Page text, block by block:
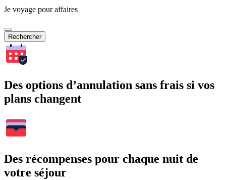
Je voyage pour affaires
Rechercher
Des options d’annulation sans frais si vos
plans changent
Des récompenses pour chaque nuit de
votre séjour